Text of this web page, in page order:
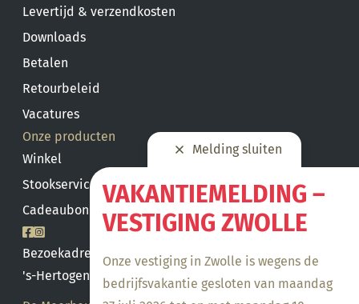
Melding sluiten
VAKANTIEMELDING –
VESTIGING ZWOLLE
Onze vestiging in Zwolle is wegens de
bedrijfsvakantie gesloten van maandag
Levertijd & verzendkosten
Downloads
Betalen
Retourbeleid
Vacatures
Onze producten
Winkel
Stookservice
Cadeaubon saldo
Bezoekadres
's-Hertogenbosch